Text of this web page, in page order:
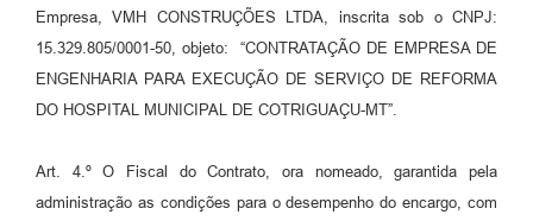
Empresa, VMH CONSTRUÇÕES LTDA, inscrita sob o CNPJ:
15.329.805/0001-50, objeto: “CONTRATAÇÃO DE EMPRESA DE
ENGENHARIA PARA EXECUÇÃO DE SERVIÇO DE REFORMA
DO HOSPITAL MUNICIPAL DE COTRIGUAÇU-MT”.
Art. 4.º O Fiscal do Contrato, ora nomeado, garantida pela
administração as condições para o desempenho do encargo, com